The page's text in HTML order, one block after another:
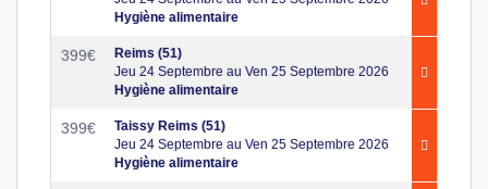
Hygiène alimentaire
399€
Reims (51)
Jeu 24 Septembre au Ven 25 Septembre 2026
Hygiène alimentaire
399€
Taissy Reims (51)
Jeu 24 Septembre au Ven 25 Septembre 2026
Hygiène alimentaire